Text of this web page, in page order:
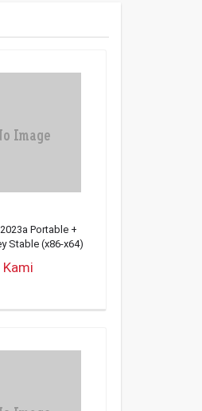
Portable +
Stable (x86-x64)
Kami